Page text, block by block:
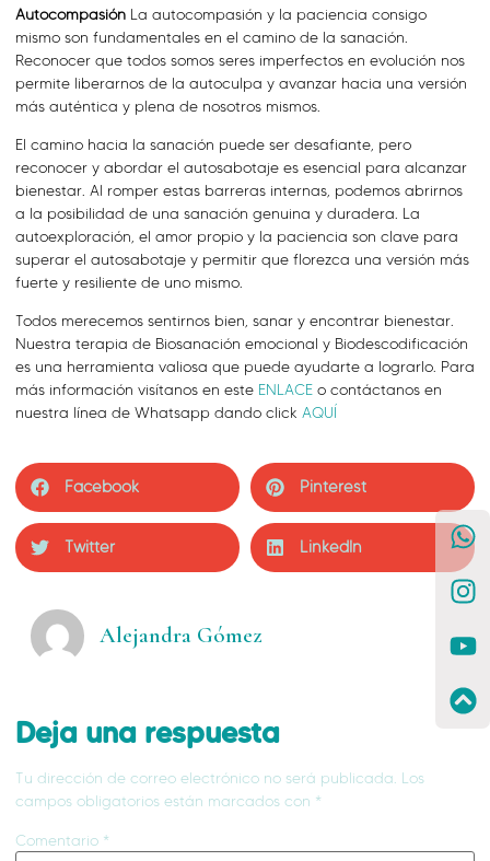
Autocompasión La autocompasión y la paciencia consigo
mismo son fundamentales en el camino de la sanación.
Reconocer que todos somos seres imperfectos en evolución nos
permite liberarnos de la autoculpa y avanzar hacia una versión
más auténtica y plena de nosotros mismos.
El camino hacia la sanación puede ser desafiante, pero
reconocer y abordar el autosabotaje es esencial para alcanzar
bienestar. Al romper estas barreras internas, podemos abrirnos
a la posibilidad de una sanación genuina y duradera. La
autoexploración, el amor propio y la paciencia son clave para
superar el autosabotaje y permitir que florezca una versión más
fuerte y resiliente de uno mismo.
Todos merecemos sentirnos bien, sanar y encontrar bienestar.
Nuestra terapia de Biosanación emocional y Biodescodificación
es una herramienta valiosa que puede ayudarte a lograrlo. Para
más información visítanos en este ENLACE o contáctanos en
nuestra línea de Whatsapp dando click AQUÍ
Facebook Pinterest
Twitter LinkedIn
Alejandra Gómez
Deja una respuesta
Tu dirección de correo electrónico no será publicada. Los
campos obligatorios están marcados con *
Comentario *